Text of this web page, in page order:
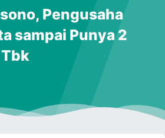
Pengusaha
sampai Punya 2